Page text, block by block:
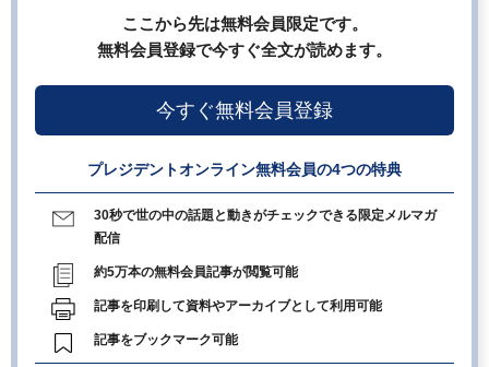
ここから先は無料会員限定です。
無料会員登録で今すぐ全文が読めます。
今すぐ無料会員登録
プレジデントオンライン無料会員の4つの特典
30秒で世の中の話題と動きがチェックできる限定メルマガ
配信
約5万本の無料会員記事が閲覧可能
記事を印刷して資料やアーカイブとして利用可能
記事をブックマーク可能